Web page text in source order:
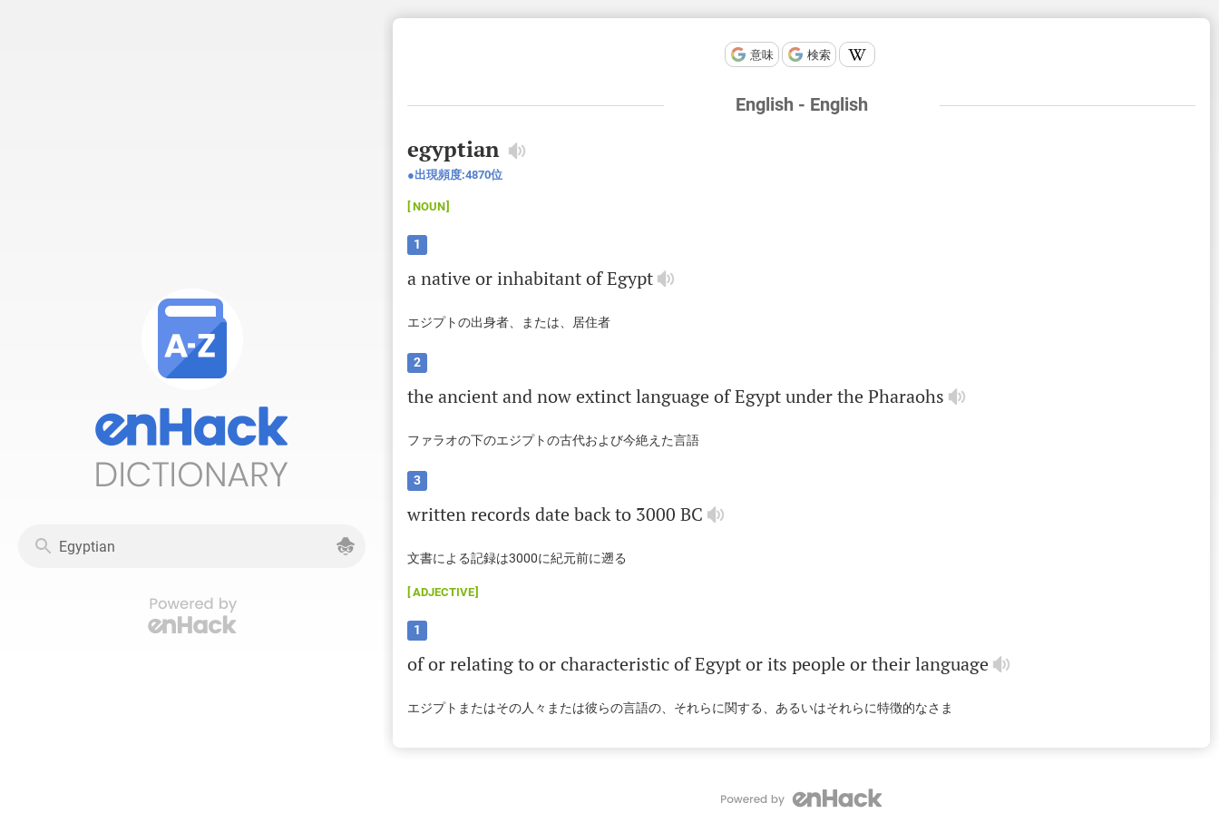
意味 検索
English - English
egyptian
出現頻度:4870位
NOUN
1
anative or inhabitantofEgypt
エジプトの出身者、または、居住者
2
the ancientandnowextinctlanguage ofEgyptunderthe Pharaohs
ファラオの下のエジプトの古代および今絶えた言語
3
writtenrecords date backto 3000BC
文書による記録は3000に紀元前に遡る
ADJECTIVE
1
oforrelatingtoorcharacteristicofEgyptor its people ortheirlanguage
エジプトまたはその人々または彼らの言語の、それらに関する、あるいはそれらに特徴的なさま